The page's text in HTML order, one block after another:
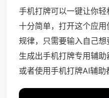
手机打牌可以一键让你轻
十分简单，打开这个应
规律，只需要输入自己
生成出手机打牌专用辅
或者使用手机打牌AI辅助